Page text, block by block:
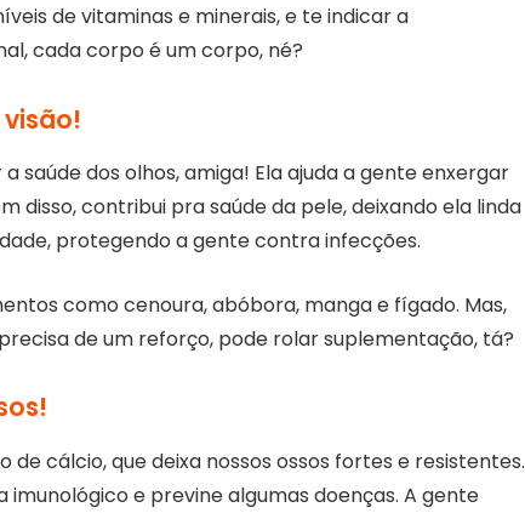
de vitaminas e minerais, e te indicar a
cada corpo é um corpo, né?
saúde dos olhos, amiga! Ela ajuda a gente enxergar
disso, contribui pra saúde da pele, deixando ela linda
protegendo a gente contra infecções.
como cenoura, abóbora, manga e fígado. Mas,
de um reforço, pode rolar suplementação, tá?
cálcio, que deixa nossos ossos fortes e resistentes.
e previne algumas doenças. A gente